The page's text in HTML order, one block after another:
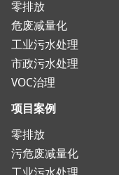
零排放
危废减量化
工业污水处理
市政污水处理
VOC治理
项目案例
零排放
污危废减量化